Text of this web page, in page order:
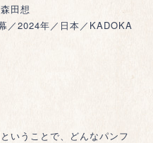
田想
／2024年／日本／KADOKA
いうことで、どんなパンフ